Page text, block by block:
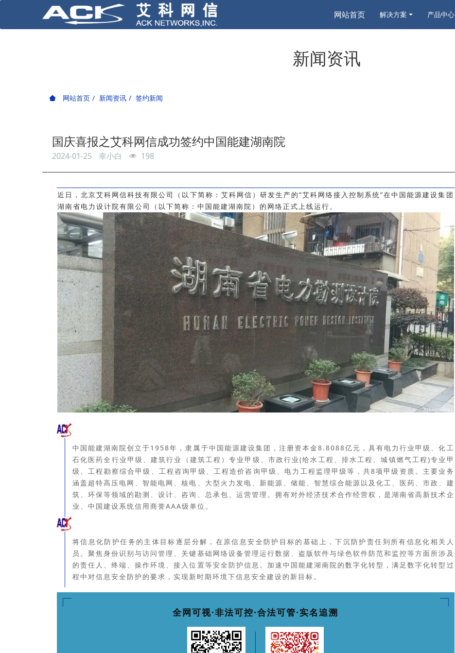
网站首页 解决方案 产品中心
新闻资讯
网站首页 新闻资讯 签约新闻
国庆喜报之艾科网信成功签约中国能建湖南院
2024-01-25 幸小白 198
近日，北京艾科网信科技有限公司（以下简称： 艾科网信）研发生产的“艾科网络接入控制系统”在中国能源建设集团
湖南省电力设计院有限公司（以下简称： 中国能建湖南院）的网络正式上线运行。
中国能建湖南院创立于1958年，隶属于中国能源建设集团，注册资本金8.8088亿元，具有电力行业甲级、化工
石化医药全行业甲级、建筑行业（建筑工程）专业甲级、市政行业(给水工程、排水工程、城镇燃气工程)专业甲
级、工程勘察综合甲级、工程咨询甲级、工程造价咨询甲级、电力工程监理甲级等，共8项甲级资质。 主要业务
涵盖超特高压电网、智能电网、核电、大型火力发电、新能源、储能、智慧综合能源以及化工、医药、市政、建
筑、环保等领域的勘测、设计、咨询、总承包、运营管理。 拥有对外经济技术合作经营权，是湖南省高新技术企
业、中国建设系统信用商誉AAA级单位。
将信息化防护任务的主体目标逐层分解，在原信息安全防护目标的基础上，下沉防护责任到所有信息化相关人
员。聚焦身份识别与访问管理、关键基础网络设备管理运行数据、盗版软件与绿色软件防范和监控等方面所涉及
的责任人、终端、操作环境、接入位置等安全防护信息。 加速中国能建湖南院的数字化转型，满足数字化转型过
程中对信息安全防护的要求，实现新时期环境下信息安全建设的新目标。
全网可视·非法可控·合法可管·实名追溯